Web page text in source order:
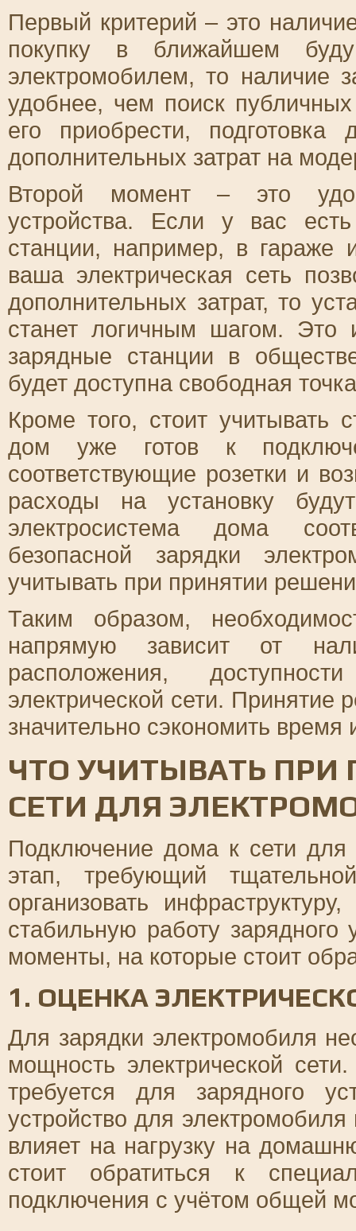
Первый критерий – это
покупку в ближайшем
электромобилем, то наличие
удобнее, чем поиск
его приобрести,
дополнительных затрат на
Второй момент – это
устройства. Если у вас
станции, например, в гараже
ваша электрическая сеть
дополнительных затрат, то
станет логичным шагом. Это
зарядные станции в
будет доступна свободная
Кроме того, стоит учитывать
дом уже готов к
соответствующие розетки и
расходы на установку
электросистема дома
безопасной зарядки
учитывать при принятии
Таким образом,
напрямую зависит от
расположения,
электрической сети. Принятие
значительно сэкономить
ЧТО УЧИТЫВАТЬ
СЕТИ ДЛЯ
Подключение дома к сети
этап, требующий
организовать
стабильную работу
моменты, на которые стоит
1. ОЦЕНКА
Для зарядки электромобиля
мощность электрической
требуется для зарядного
устройство для
влияет на нагрузку на
стоит обратиться к
подключения с учётом общей